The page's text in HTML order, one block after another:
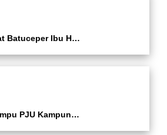
Pagi Tadi... Camat Batuceper Ibu Hj. Katrina Iswandari Bersama Sekretaris Kecamatan Batuceper Turut Hadir Kasi Kemas Kecamatan Batuceper Dan Kasi Ekbang Kecamatan Batuceper Membuka Kegiatan Musrenbang ( Musyawarah Perencanaan Pembangunan ) Tingkat Kelurah
Pemeliharaan Lampu PJU Kampung Terang Di Wilayah RT 04/02 Kelurahan Kebon Besar Kecamatan Batuceper Kota Tangerang Oleh Satgas Kecamatan Batuceper